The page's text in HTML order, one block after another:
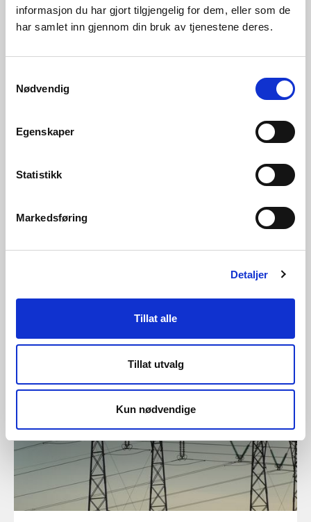
informasjon du har gjort tilgjengelig for dem, eller som de
har samlet inn gjennom din bruk av tjenestene deres.
Nødvendig
Egenskaper
Statistikk
Markedsføring
Detaljer
Tillat alle
Tillat utvalg
Kun nødvendige
Kraftsituasjonen veke 30, 2026